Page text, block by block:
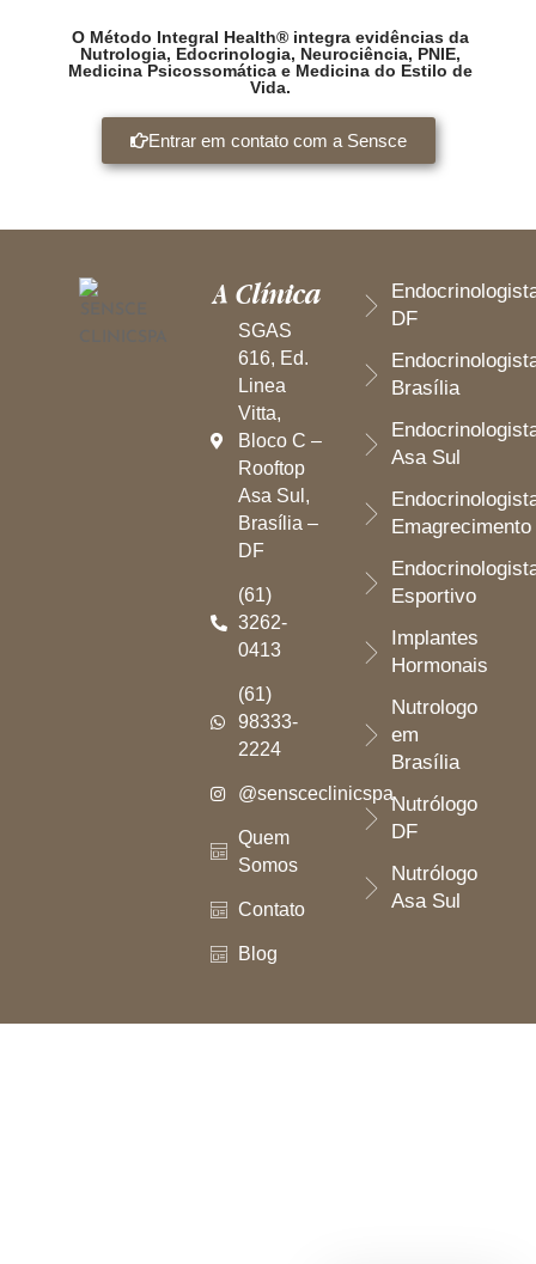
O Método Integral Health® integra evidências da
Nutrologia, Edocrinologia, Neurociência, PNIE,
Medicina Psicossomática e Medicina do Estilo de
Vida.
Entrar em contato com a Sensce
A Clínica
SGAS
616, Ed.
Linea
Vitta,
Bloco C –
Rooftop
Asa Sul,
Brasília –
DF
(61)
3262-
0413
(61)
98333-
2224
@sensceclinicspa
Quem
Somos
Contato
Blog
DF
Brasília
Asa Sul
Emagrecimento
Esportivo
Implantes
Hormonais
Nutrologo
em
Brasília
Nutrólogo
DF
Nutrólogo
Asa Sul